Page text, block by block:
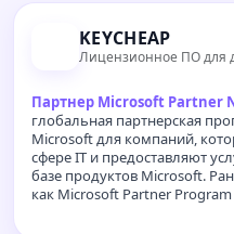
KEYCHEAP
Лицензионное ПО для
Партнер Microsoft Partner
глобальная партнерская
Microsoft для компаний,
сфере IT и предоставляют
базе продуктов Microsoft.
как Microsoft Partner Program